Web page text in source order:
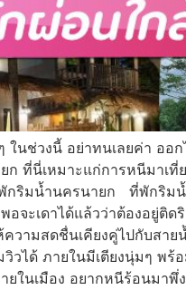
นช่วงนี้ อย่าทนเลยค่า อ
ก ที่นี่เหมาะแก่การหนีมา
กริมน้ำนครนายก ที่พักริ
จะเดาได้แล้วว่าต้องอยู่
ามสดชื่นเคียงคู่ไปกับสาย
วได้ ภายในมีเตียงนุ่มๆ
ายในเมือง อยากหนีร้อน